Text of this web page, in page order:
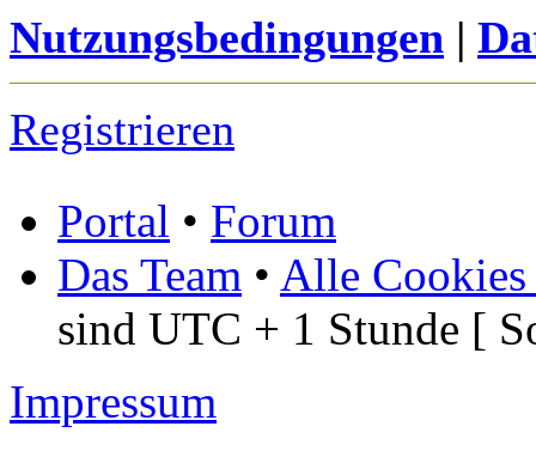
Nutzungsbedingungen |
Registrieren
Portal • Forum
Das Team • Alle Cookies
sind UTC + 1 Stunde [
Impressum